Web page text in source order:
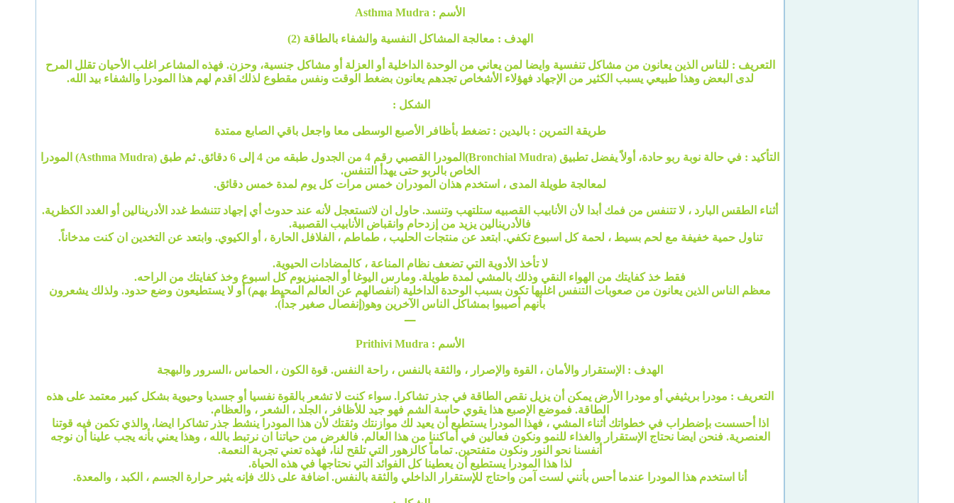
الأسم : Asthma Mudra
الهدف : معالجة المشاكل النفسية والشفاء بالطاقة (2)
التعريف : للناس الذين يعانون من مشاكل تنفسية وايضا لمن يعاني من الوحدة الداخلية أو العزلة أو مشاكل جنسية، وحزن. فهذه المشاعر اغلب الأحيان تقلل المرح
لدى البعض وهذا طبيعي يسبب الكثير من الإجهاد فهؤلاء الأشخاص تجدهم يعانون بضغط الوقت ونفس مقطوع لذلك اقدم لهم هذا المودرا والشفاء بيد الله.
الشكل :
طريقة التمرين : باليدين : تضغط بأظافر الأصبع الوسطى معا واجعل باقي الصابع ممتدة
التأكيد : في حالة نوبة ربو حادة، أولاً يفضل تطبيق (Bronchial Mudra)المودرا القصبي رقم 4 من الجدول طبقه من 4 إلى 6 دقائق. ثم طبق (Asthma Mudra) المودرا
الخاص بالربو حتى يهدأ التنفس.
لمعالجة طويلة المدى ، استخدم هذان المودران خمس مرات كل يوم لمدة خمس دقائق.
أثناء الطقس البارد ، لا تتنفس من فمك أبدا لأن الأنابيب القصبيه ستلتهب وتنسد. حاول ان لاتستعجل لأنه عند حدوث أي إجهاد تتنشط غدد الأدرينالين أو الغدد الكظرية.
فالأدرينالين يزيد من إزدحام وانقباض الأنابيب القصبية.
تناول حمية خفيفة مع لحم بسيط ، لحمة كل اسبوع تكفي. ابتعد عن منتجات الحليب ، طماطم ، الفلافل الحارة ، أو الكيوي. وابتعد عن التخدين ان كنت مدخاناً.
لا تأخذ الأدوية التي تضعف نظام المناعة ، كالمضادات الحيوية.
فقط خذ كفايتك من الهواء النقي وذلك بالمشي لمدة طويلة. ومارس اليوغا أو الجمنيزيوم كل اسبوع وخذ كفايتك من الراحه.
معظم الناس الذين يعانون من صعوبات التنفس اغلبها تكون بسبب الوحدة الداخلية (انفصالهم عن العالم المحيط بهم) أو لا يستطيعون وضع حدود. ولذلك يشعرون
بأنهم أصيبوا بمشاكل الناس الآخرين وهو(إنفصال صغير جداً).
ـــ
الأسم : Prithivi Mudra
الهدف : الإستقرار والأمان ، القوة والإصرار ، والثقة بالنفس ، راحة النفس. قوة الكون ، الحماس ،السرور والبهجة
التعريف : مودرا بريثيفي أو مودرا الأرض يمكن أن يزيل نقص الطاقة في جذر تشاكرا. سواء كنت لا تشعر بالقوة نفسيا أو جسديا وحيوية بشكل كبير معتمد على هذه
الطاقة. فموضع الإصبع هذا يقوي حاسة الشم فهو جيد للأظافر ، الجلد ، الشعر ، والعظام.
اذا أحسست بإضطراب في خطواتك أثناء المشي ، فهذا المودرا يستطيع أن يعيد لك موازنتك وثقتك لأن هذا المودرا ينشط جذر تشاكرا ايضا، والذي تكمن فيه قوتنا
العنصرية. فنحن ايضا نحتاج الإستقرار والغذاء للنمو ونكون فعالين في أماكننا من هذا العالم. فالغرض من حياتنا ان نرتبط بالله ، وهذا يعني بأنه يجب علينا أن نوجه
أنفسنا نحو النور ونكون متفتحين. تماماً كالزهور التي تلقح لنا، فهذه تعني تجربة النعمة.
لذا هذا المودرا يستطيع أن يعطينا كل الفوائد التي نحتاجها في هذه الحياة.
أنا استخدم هذا المودرا عندما أحس بأنني لست آمن واحتاج للإستقرار الداخلي والثقة بالنفس. اضافة على ذلك فإنه يثير حرارة الجسم ، الكبد ، والمعدة.